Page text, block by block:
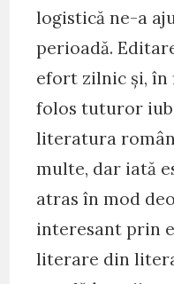
logistică ne-a
perioadă.
efort zilnic și, în
folos tuturor
literatura
multe, dar iată
atras în mod
interesant prin
literare din